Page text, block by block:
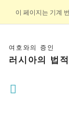
이 페이지는 기계
여호와의 증인
러시아의 법